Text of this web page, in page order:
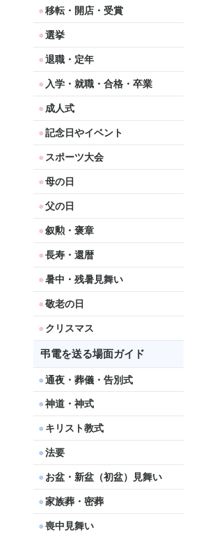
移転・開店・受賞
選挙
退職・定年
入学・就職・合格・卒業
成人式
記念日やイベント
スポーツ大会
母の日
父の日
叙勲・褒章
長寿・還暦
暑中・残暑見舞い
敬老の日
クリスマス
弔電を送る場面ガイド
通夜・葬儀・告別式
神道・神式
キリスト教式
法要
お盆・新盆（初盆）見舞い
家族葬・密葬
喪中見舞い